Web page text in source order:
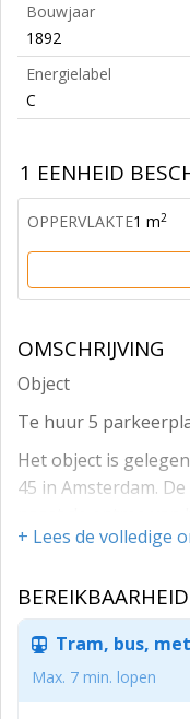
Bouwjaar
1892
Energielabel
C
1 EENHEID
OPPERVLAKTE1 m2
OMSCHRIJVING
Object
Te huur 5
Het object is
45 in Amsterdam.
object aan het
prestigieuze
Voorts zijn er tal
onder andere
Café De Ebeling,
Theater Bellevue,
+ Lees de volledige
BEREIKBAARHEID
Tram, bus,
Max. 7 min. lopen